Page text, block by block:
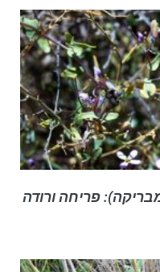
פריחה ורודה